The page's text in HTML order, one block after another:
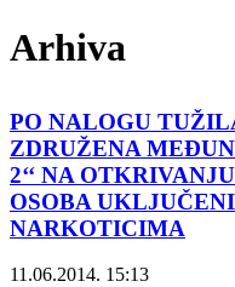
Arhiva
PO NALOGU
ZDRUŽENA
2‘‘ NA
OSOBA
NARKOTICIMA
11.06.2014. 15:13